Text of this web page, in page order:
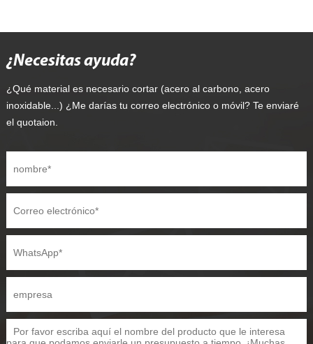
¿Necesitas ayuda?
¿Qué material es necesario cortar (acero al carbono, acero
inoxidable...) ¿Me darías tu correo electrónico o móvil? Te enviaré
el quotaion.